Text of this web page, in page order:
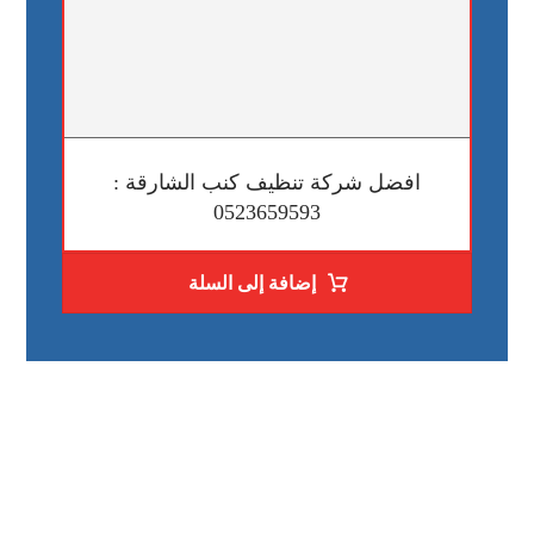
افضل شركة تنظيف كنب الشارقة :
0523659593
إضافة إلى السلة